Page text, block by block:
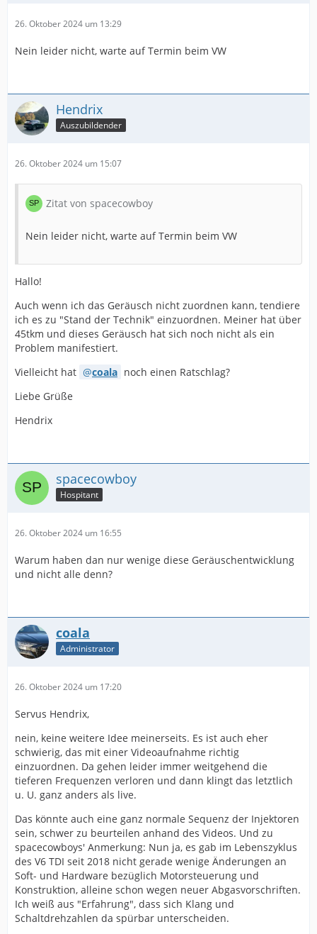
26. Oktober 2024 um 13:29
Nein leider nicht, warte auf Termin beim VW
Hendrix
Auszubildender
26. Oktober 2024 um 15:07
Zitat von spacecowboy
Nein leider nicht, warte auf Termin beim VW
Hallo!
Auch wenn ich das Geräusch nicht zuordnen kann, tendiere
ich es zu "Stand der Technik" einzuordnen. Meiner hat über
45tkm und dieses Geräusch hat sich noch nicht als ein
Problem manifestiert.
Vielleicht hat
coala noch einen Ratschlag?
Liebe Grüße
Hendrix
spacecowboy
Hospitant
26. Oktober 2024 um 16:55
Warum haben dan nur wenige diese Geräuschentwicklung
und nicht alle denn?
coala
Administrator
26. Oktober 2024 um 17:20
Servus Hendrix,
nein, keine weitere Idee meinerseits. Es ist auch eher
schwierig, das mit einer Videoaufnahme richtig
einzuordnen. Da gehen leider immer weitgehend die
tieferen Frequenzen verloren und dann klingt das letztlich
u. U. ganz anders als live.
Das könnte auch eine ganz normale Sequenz der Injektoren
sein, schwer zu beurteilen anhand des Videos. Und zu
spacecowboys' Anmerkung: Nun ja, es gab im Lebenszyklus
des V6 TDI seit 2018 nicht gerade wenige Änderungen an
Soft- und Hardware bezüglich Motorsteuerung und
Konstruktion, alleine schon wegen neuer Abgasvorschriften.
Ich weiß aus "Erfahrung", dass sich Klang und
Schaltdrehzahlen da spürbar unterscheiden.